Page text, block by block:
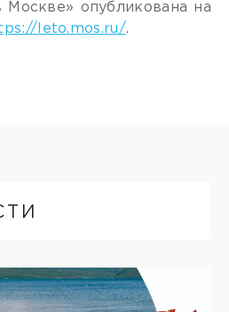
Москве» опубликована на
leto.mos.ru/.